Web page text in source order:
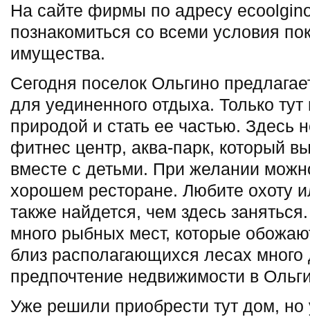
На сайте фирмы по адресу
познакомиться со всеми условия
имущества.
Сегодня поселок Ольгино
для уединенного отдыха. Только
природой и стать ее частью. Здесь
фитнес центр, аква-парк, который
вместе с детьми. При желании
хорошем ресторане. Любите охоту
также найдется, чем здесь
много рыбных мест, которые
близ располагающихся лесах
предпочтение недвижимости в
Уже решили приобрести тут дом, но